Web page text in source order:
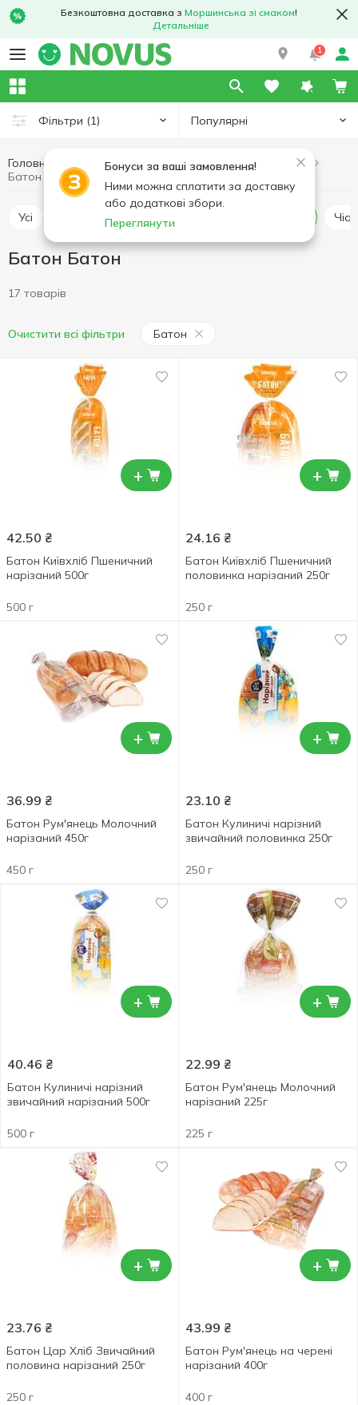
Безкоштовна доставка з Моршинська зі смаком!
Детальніше
1
Фільтри (1) Популярні
Бонуси за ваші замовлення!
Ними можна сплатити за доставку
або додаткові збори.
Переглянути
Головна Пекарня Хлібобулочні вироби
Батон
Батон Батон
Усі Хліб класичний
Батон Батон
17 товарів
Очистити всі фільтри Батон
+
42.50 ₴
Батон Київхліб Пшеничний
нарізаний 500г
500 г
+
24.16 ₴
Батон Київхліб Пшеничний
половинка нарізаний 250г
250 г
+
36.99 ₴
Батон Рум'янець Молочний
нарізаний 450г
450 г
+
23.10 ₴
Батон Кулиничі нарізний
звичайний половинка 250г
250 г
+
40.46 ₴
Батон Кулиничі нарізний
звичайний нарізаний 500г
500 г
+
22.99 ₴
Батон Рум'янець Молочний
нарізаний 225г
225 г
+
23.76 ₴
Батон Цар Хліб Звичайний
половина нарізаний 250г
250 г
+
43.99 ₴
Батон Рум'янець на черені
нарізаний 400г
400 г